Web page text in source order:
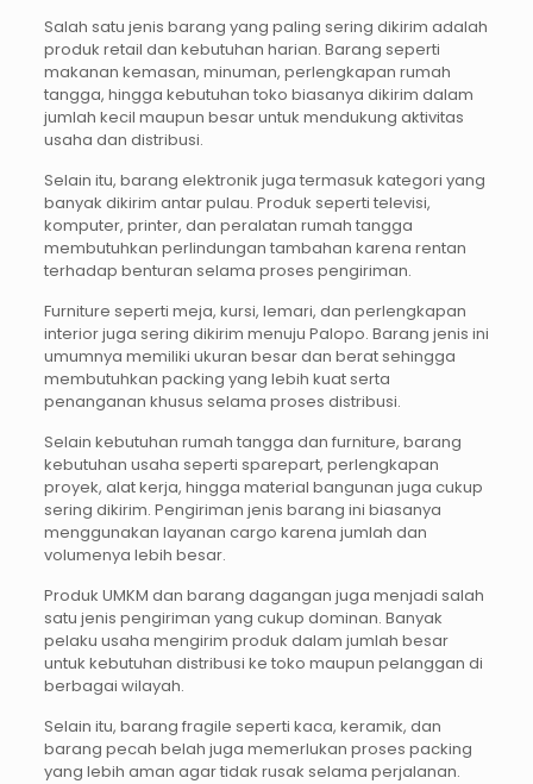
Salah satu jenis barang yang paling sering dikirim adalah
produk retail dan kebutuhan harian. Barang seperti
makanan kemasan, minuman, perlengkapan rumah
tangga, hingga kebutuhan toko biasanya dikirim dalam
jumlah kecil maupun besar untuk mendukung aktivitas
usaha dan distribusi.
Selain itu, barang elektronik juga termasuk kategori yang
banyak dikirim antar pulau. Produk seperti televisi,
komputer, printer, dan peralatan rumah tangga
membutuhkan perlindungan tambahan karena rentan
terhadap benturan selama proses pengiriman.
Furniture seperti meja, kursi, lemari, dan perlengkapan
interior juga sering dikirim menuju Palopo. Barang jenis ini
umumnya memiliki ukuran besar dan berat sehingga
membutuhkan packing yang lebih kuat serta
penanganan khusus selama proses distribusi.
Selain kebutuhan rumah tangga dan furniture, barang
kebutuhan usaha seperti sparepart, perlengkapan
proyek, alat kerja, hingga material bangunan juga cukup
sering dikirim. Pengiriman jenis barang ini biasanya
menggunakan layanan cargo karena jumlah dan
volumenya lebih besar.
Produk UMKM dan barang dagangan juga menjadi salah
satu jenis pengiriman yang cukup dominan. Banyak
pelaku usaha mengirim produk dalam jumlah besar
untuk kebutuhan distribusi ke toko maupun pelanggan di
berbagai wilayah.
Selain itu, barang fragile seperti kaca, keramik, dan
barang pecah belah juga memerlukan proses packing
yang lebih aman agar tidak rusak selama perjalanan.